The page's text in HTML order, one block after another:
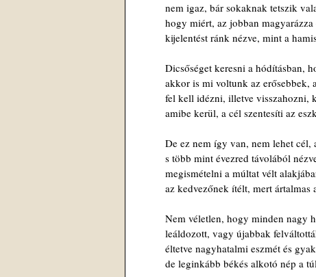
nem igaz, bár sokaknak tetszik
hogy miért, az jobban magyarázza
kijelentést ránk nézve, mint a
Dicsőséget keresni a hódításban,
akkor is mi voltunk az erősebbek,
fel kell idézni, illetve visszahozni,
amibe kerül, a cél szentesíti az
De ez nem így van, nem lehet cél,
s több mint évezred távolából
megismételni a múltat vélt
az kedvezőnek ítélt, mert ártalmas
Nem véletlen, hogy minden nagy
leáldozott, vagy újabbak
éltetve nagyhatalmi eszmét és
de leginkább békés alkotó nép a